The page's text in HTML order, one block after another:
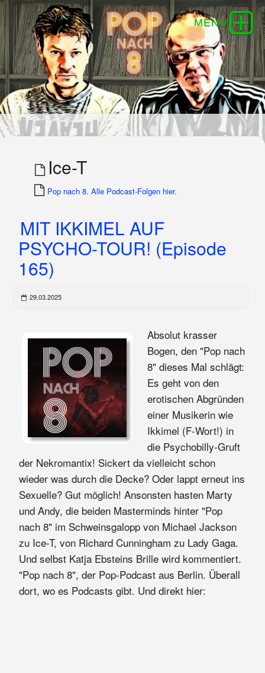
Ice-T
Pop nach 8. Alle Podcast-Folgen hier.
MIT IKKIMEL AUF
PSYCHO-TOUR! (Episode
165)
29.03.2025
Absolut krasser
Bogen, den "Pop nach
8" dieses Mal schlägt:
Es geht von den
erotischen Abgründen
einer Musikerin wie
Ikkimel (F-Wort!) in
die Psychobilly-Gruft
der Nekromantix! Sickert da vielleicht schon
wieder was durch die Decke? Oder lappt erneut ins
Sexuelle? Gut möglich! Ansonsten hasten Marty
und Andy, die beiden Masterminds hinter "Pop
nach 8" im Schweinsgalopp von Michael Jackson
zu Ice-T, von Richard Cunningham zu Lady Gaga.
Und selbst Katja Ebsteins Brille wird kommentiert.
"Pop nach 8", der Pop-Podcast aus Berlin. Überall
dort, wo es Podcasts gibt. Und direkt hier: